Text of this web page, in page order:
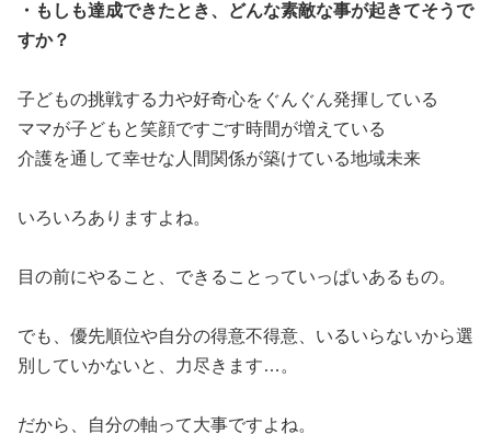
・もしも達成できたとき、どんな素敵な事が起きてそうで
すか？
子どもの挑戦する力や好奇心をぐんぐん発揮している
ママが子どもと笑顔ですごす時間が増えている
介護を通して幸せな人間関係が築けている地域未来
いろいろありますよね。
目の前にやること、できることっていっぱいあるもの。
でも、優先順位や自分の得意不得意、いるいらないから選
別していかないと、力尽きます…。
だから、自分の軸って大事ですよね。